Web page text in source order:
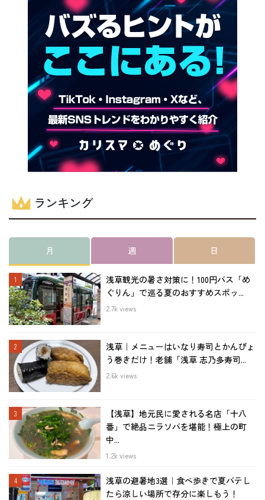
ランキング
月 週 日
浅草観光の暑さ対策に！100円バス「め
ぐりん」で巡る夏のおすすめスポッ...
2.7k views
浅草｜メニューはいなり寿司とかんぴょ
う巻きだけ！老舗「浅草 志乃多寿司...
2.6k views
【浅草】地元民に愛される名店「十八
番」で絶品ニラソバを堪能！極上の町
中...
1.2k views
浅草の避暑地3選｜食べ歩きで夏バテし
たら涼しい場所で存分に楽しもう！